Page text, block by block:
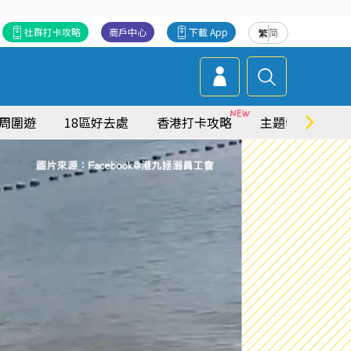
繁简
下載 App
商戶中心
社群打卡攻略
圍遊 18區好去處 香港打卡攻略 主題特集